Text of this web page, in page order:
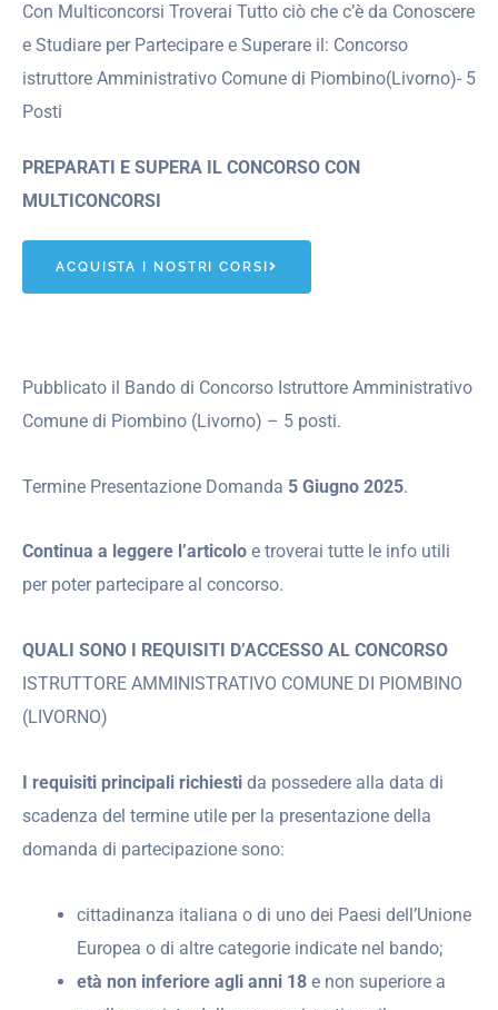
Con Multiconcorsi Troverai Tutto ciò che c’è da Conoscere
e Studiare per Partecipare e Superare il: Concorso
istruttore Amministrativo Comune di Piombino(Livorno)- 5
Posti
PREPARATI E SUPERA IL CONCORSO CON
MULTICONCORSI
ACQUISTA I NOSTRI CORSI
Pubblicato il Bando di Concorso Istruttore Amministrativo
Comune di Piombino (Livorno) – 5 posti.
Termine Presentazione Domanda 5 Giugno 2025.
Continua a leggere l’articolo e troverai tutte le info utili
per poter partecipare al concorso.
QUALI SONO I REQUISITI D’ACCESSO AL CONCORSO
ISTRUTTORE AMMINISTRATIVO COMUNE DI PIOMBINO
(LIVORNO)
I requisiti principali richiesti da possedere alla data di
scadenza del termine utile per la presentazione della
domanda di partecipazione sono:
cittadinanza italiana o di uno dei Paesi dell’Unione
Europea o di altre categorie indicate nel bando;
età non inferiore agli anni 18 e non superiore a